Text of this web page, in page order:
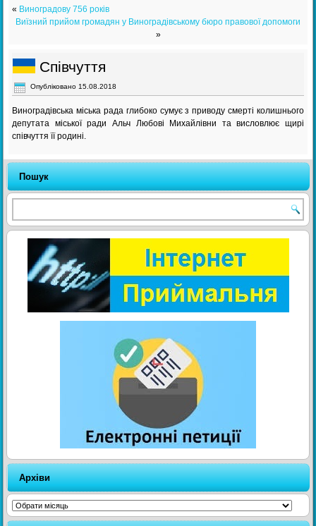
« Виноградову 756 років
Виїзний прийом громадян у Виноградівському бюро правової допомоги
»
Співчуття
Опубліковано 15.08.2018
Виноградівська міська рада глибоко сумує з приводу смерті колишнього
депутата міської ради Альч Любові Михайлівни та висловлює щирі
співчуття її родині.
Пошук
Архіви
Архіви